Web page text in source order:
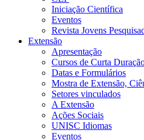
Iniciação Científica
Eventos
Revista Jovens
Extensão
Apresentação
Cursos de Curta
Datas e Formulários
Mostra de Extensão,
Setores vinculados
A Extensão
Ações Sociais
UNISC Idiomas
Eventos